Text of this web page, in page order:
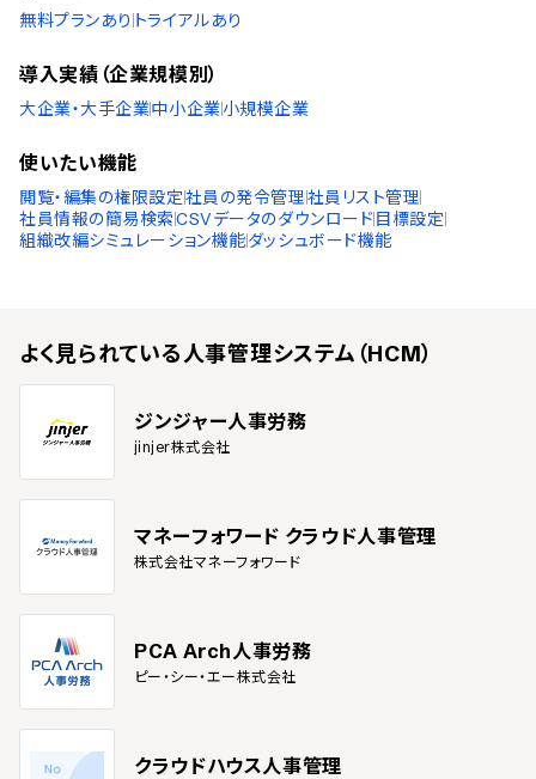
トルコ語
無料プランあり トライアルあり
導入実績（企業規模別）
大企業・大手企業中小企業小規模企業
使いたい機能
閲覧・編集の権限設定社員の発令管理社員リスト管理
社員情報の簡易検索CSVデータのダウンロード目標設定
組織改編シミュレーション機能ダッシュボード機能
よく見られている人事管理システム（HCM）
ジンジャー人事労務
jinjer株式会社
マネーフォワード クラウド人事管理
株式会社マネーフォワード
PCA Arch人事労務
ピー・シー・エー株式会社
クラウドハウス人事管理